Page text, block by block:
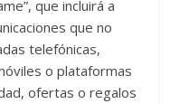
que incluirá a
que no
telefónicas,
o plataformas
ofertas o regalos